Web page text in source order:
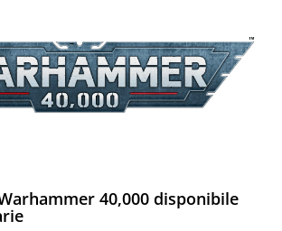
40,000 disponibile